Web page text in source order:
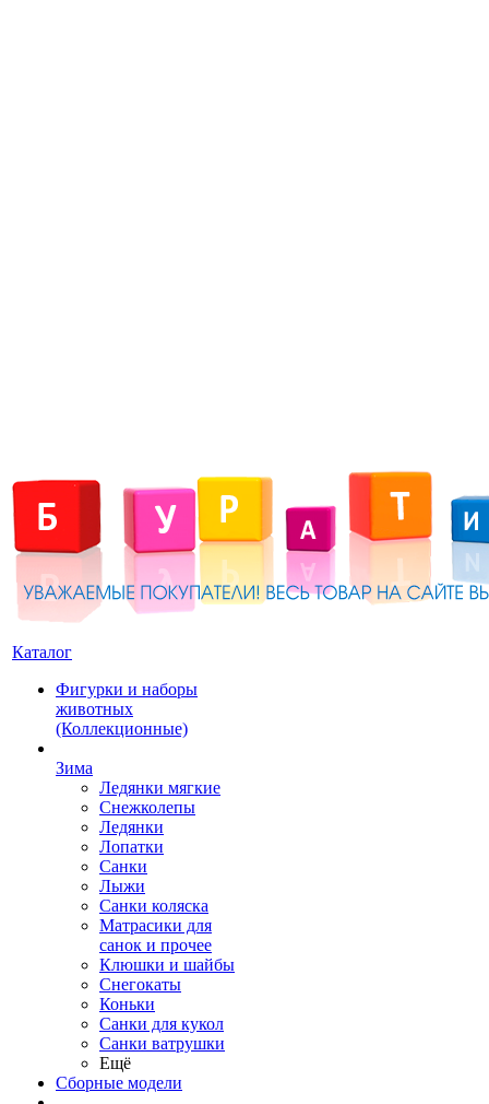
Каталог
Фигурки и наборы
животных
(Коллекционные)
Зима
Ледянки мягкие
Снежколепы
Ледянки
Лопатки
Санки
Лыжи
Санки коляска
Матрасики для
санок и прочее
Клюшки и шайбы
Снегокаты
Коньки
Санки для кукол
Санки ватрушки
Ещё
Сборные модели